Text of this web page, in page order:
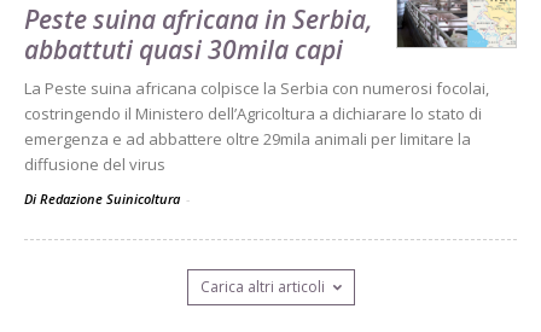
Peste suina africana in Serbia,
abbattuti quasi 30mila capi
La Peste suina africana colpisce la Serbia con numerosi focolai,
costringendo il Ministero dell’Agricoltura a dichiarare lo stato di
emergenza e ad abbattere oltre 29mila animali per limitare la
diffusione del virus
Di Redazione Suinicoltura -
Carica altri articoli